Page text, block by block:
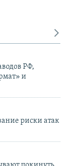
РФ,
и
риски атак